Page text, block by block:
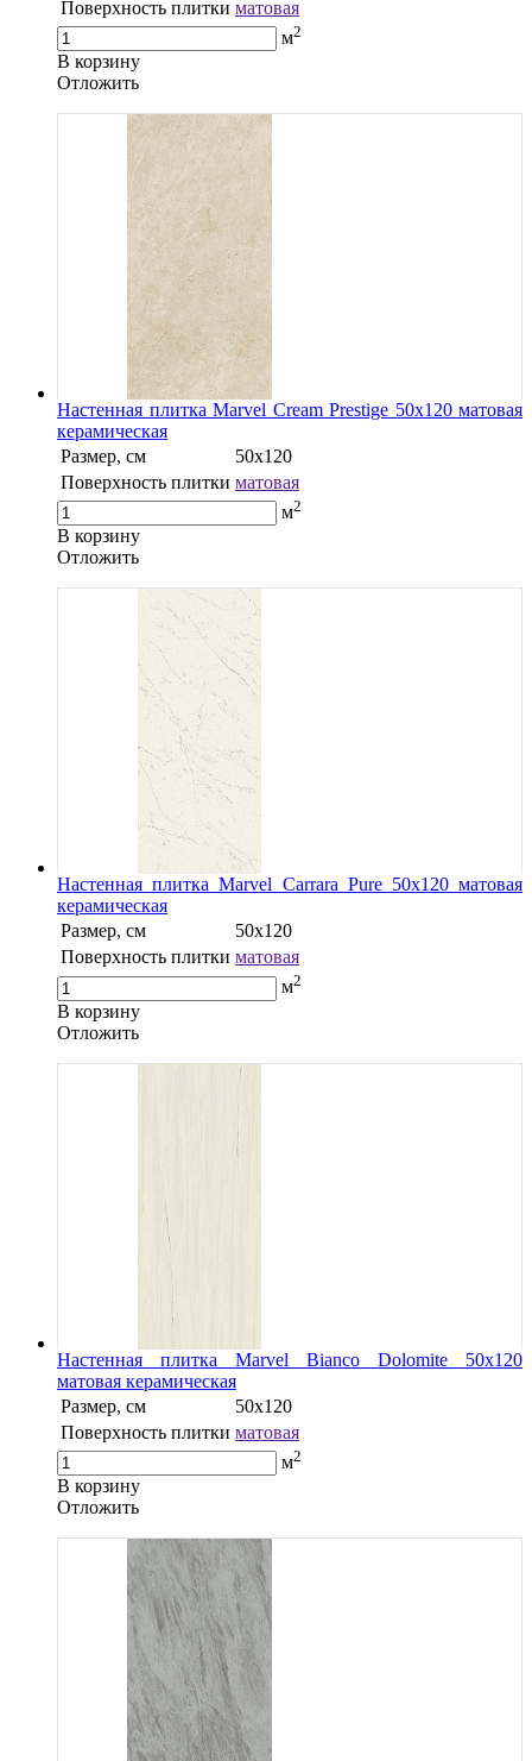
Поверхность плитки матовая
м2
В корзину
Oтложить
Настенная плитка Marvel Cream Prestige 50x120 матовая
керамическая
Размер, см
50x120
Поверхность плитки матовая
м2
В корзину
Oтложить
Настенная плитка Marvel Carrara Pure 50x120 матовая
керамическая
Размер, см
50x120
Поверхность плитки матовая
м2
В корзину
Oтложить
Настенная плитка Marvel Bianco Dolomite 50x120
матовая керамическая
Размер, см
50x120
Поверхность плитки матовая
м2
В корзину
Oтложить